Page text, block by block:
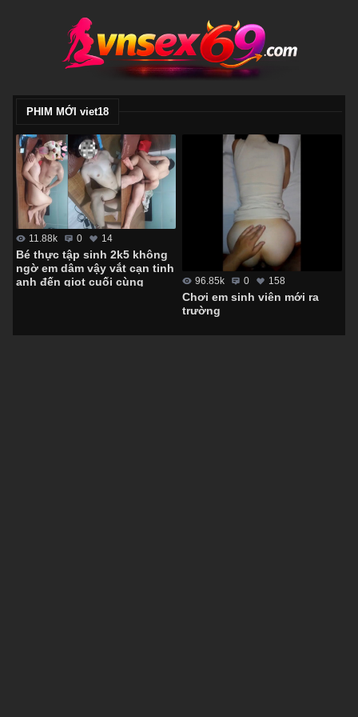
PHIM MỚI viet18
11.88k 0 14
Bé thực tập sinh 2k5 không
ngờ em dâm vậy vắt cạn tinh
anh đến giọt cuối cùng
96.85k 0 158
Chơi em sinh viên mới ra
trường